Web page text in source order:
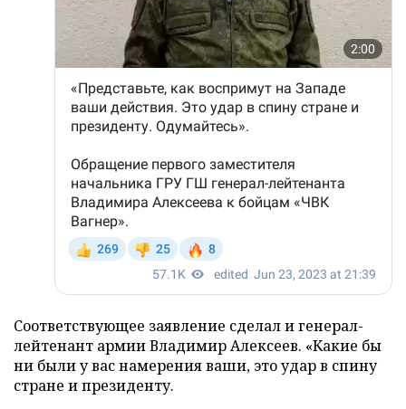
Соответствующее заявление сделал и генерал-
лейтенант армии Владимир Алексеев. «Какие бы
ни были у вас намерения ваши, это удар в спину
стране и президенту.